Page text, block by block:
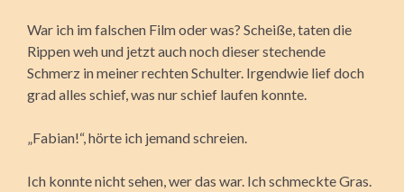
War ich im falschen Film oder was? Scheiße, taten die
Rippen weh und jetzt auch noch dieser stechende
Schmerz in meiner rechten Schulter. Irgendwie lief doch
grad alles schief, was nur schief laufen konnte.
„Fabian!“, hörte ich jemand schreien.
Ich konnte nicht sehen, wer das war. Ich schmeckte Gras.